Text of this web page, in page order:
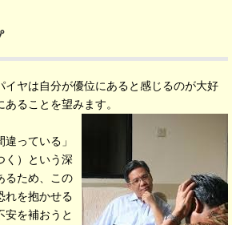
イヤは自分が優位にあると感じるのが大好
ることを望みます。
っている」
く）という深
るため、この
れを抱かせる
安を補おうと